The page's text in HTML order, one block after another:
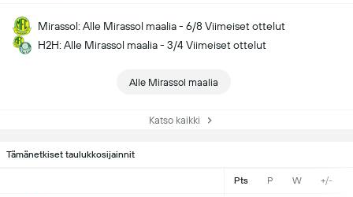
Mirassol: Alle Mirassol maalia - 6/8 Viimeiset ottelut
H2H: Alle Mirassol maalia - 3/4 Viimeiset ottelut
Alle Mirassol maalia
Katso kaikki
Tämänetkiset taulukkosijainnit
Pts P W +/-